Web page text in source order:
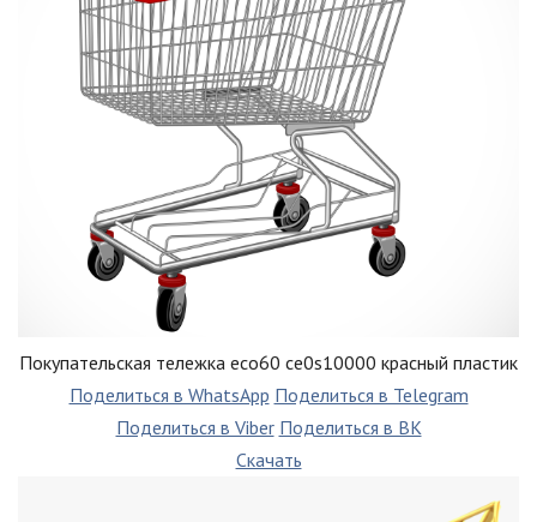
Покупательская тележка eco60 ce0s10000 красный пластик
Поделиться в WhatsApp Поделиться в Telegram
Поделиться в Viber Поделиться в ВК
Скачать